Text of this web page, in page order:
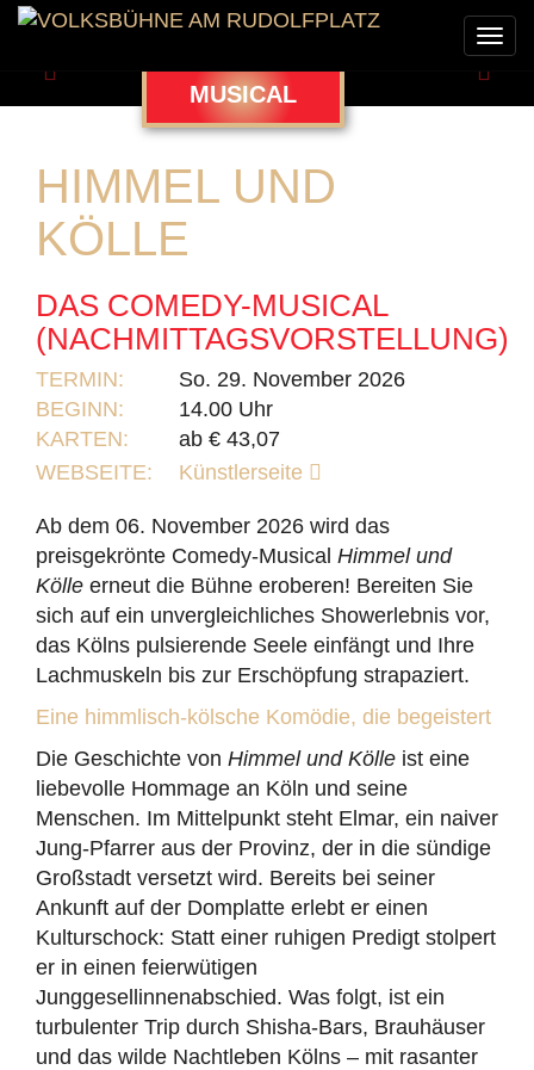
Zurück MUSICAL
HIMMEL UND
KÖLLE
DAS COMEDY-MUSICAL
(NACHMITTAGSVORSTELLUNG)
TERMIN:
So. 29. November 2026
BEGINN:
14.00 Uhr
KARTEN:
ab € 43,07
WEBSEITE:
Künstlerseite
Ab dem 06. November 2026 wird das
preisgekrönte Comedy-Musical Himmel und
Kölle erneut die Bühne eroberen! Bereiten Sie
sich auf ein unvergleichliches Showerlebnis vor,
das Kölns pulsierende Seele einfängt und Ihre
Lachmuskeln bis zur Erschöpfung strapaziert.
Eine himmlisch-kölsche Komödie, die begeistert
Die Geschichte von Himmel und Kölle ist eine
liebevolle Hommage an Köln und seine
Menschen. Im Mittelpunkt steht Elmar, ein naiver
Jung-Pfarrer aus der Provinz, der in die sündige
Großstadt versetzt wird. Bereits bei seiner
Ankunft auf der Domplatte erlebt er einen
Kulturschock: Statt einer ruhigen Predigt stolpert
er in einen feierwütigen
Junggesellinnenabschied. Was folgt, ist ein
turbulenter Trip durch Shisha-Bars, Brauhäuser
und das wilde Nachtleben Kölns – mit rasanter